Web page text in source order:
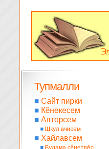
Тупмалли
■ Сайт пирки
■ Кĕнекесем
■ Авторсем
■ Шкул ачисем
■ Хайлавсем
■ Вулама сĕнетпĕр